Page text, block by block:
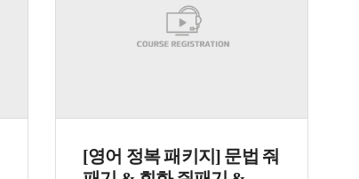
[영어 정복 패키지] 문법 줘